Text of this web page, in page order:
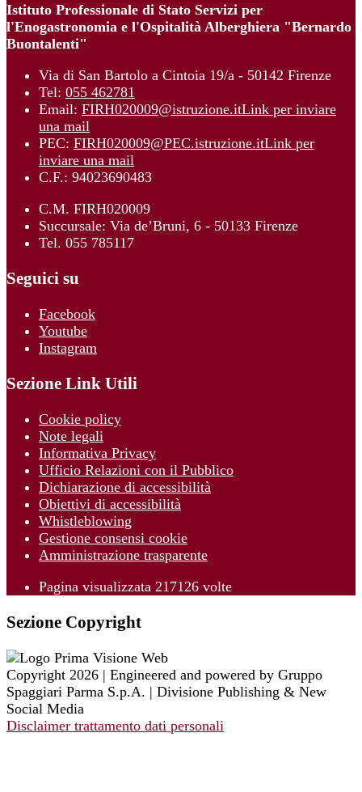
Istituto Professionale di Stato Servizi per
l'Enogastronomia e l'Ospitalità Alberghiera "Bernardo
Buontalenti"
Via di San Bartolo a Cintoia 19/a - 50142 Firenze
Tel: 055 462781
Email: FIRH020009@istruzione.itLink per inviare
una mail
PEC: FIRH020009@PEC.istruzione.itLink per
inviare una mail
C.F.: 94023690483
C.M. FIRH020009
Succursale: Via de’Bruni, 6 - 50133 Firenze
Tel. 055 785117
Seguici su
Facebook
Youtube
Instagram
Sezione Link Utili
Cookie policy
Note legali
Informativa Privacy
Ufficio Relazioni con il Pubblico
Dichiarazione di accessibilità
Obiettivi di accessibilità
Whistleblowing
Gestione consensi cookie
Amministrazione trasparente
Pagina visualizzata 217126 volte
Sezione Copyright
Copyright 2026 | Engineered and powered by Gruppo
Spaggiari Parma S.p.A. | Divisione Publishing & New
Social Media
Disclaimer trattamento dati personali